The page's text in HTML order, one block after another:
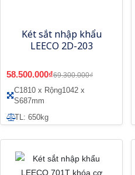
Két sắt nhập khẩu
LEECO 2D-203
58.500.000₫69.300.000₫
C1810 x Rộng1042 x
S687mm
TL: 650kg